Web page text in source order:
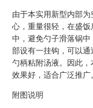
由于本实用新型内部
心，重量很轻，在盛
中，避免勺子滑落锅
部设有一挂钩，可以
勺柄粘附汤液。因此，
效果好，适合广泛推广
附图说明